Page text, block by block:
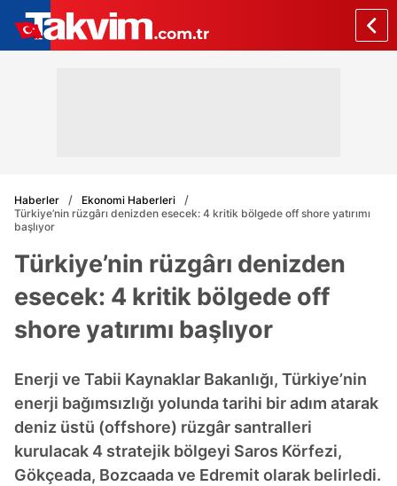
Haberler
Ekonomi Haberleri
Türkiye’nin rüzgârı denizden esecek: 4 kritik bölgede off shore yatırımı
başlıyor
Türkiye’nin rüzgârı denizden
esecek: 4 kritik bölgede off
shore yatırımı başlıyor
Enerji ve Tabii Kaynaklar Bakanlığı, Türkiye’nin
enerji bağımsızlığı yolunda tarihi bir adım atarak
deniz üstü (offshore) rüzgâr santralleri
kurulacak 4 stratejik bölgeyi Saros Körfezi,
Gökçeada, Bozcaada ve Edremit olarak belirledi.